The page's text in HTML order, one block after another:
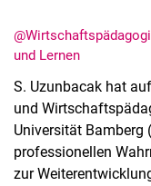
und Lernen
S. Uzunbacak hat
und
Universität Bamberg
professionellen
zur